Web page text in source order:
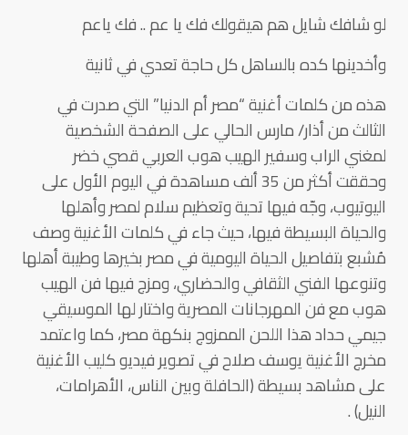
لو شافك شايل هم هيقولك فك يا عم .. فك ياعم
وأخدينها كده بالساهل كل حاجة تعدي في ثانية
هذه من كلمات أغنية “مصر أم الدنيا” التي صدرت في
الثالث من أذار/ مارس الحالي على الصفحة الشخصية
لمغني الراب وسفير الهيب هوب العربي قصي خضر
وحققت أكثر من 35 ألف مساهدة في اليوم الأول على
اليوتيوب، وجّه فيها تحية وتعظيم سلام لمصر وأهلها
والحياة البسيطة فيها، حيث جاء في كلمات الأغنية وصف
مُشبع بتفاصيل الحياة اليومية في مصر بخيرها وطيبة أهلها
وتنوعها الفني الثقافي والحضاري، ومزج فيها فن الهيب
هوب مع فن المهرجانات المصرية واختار لها الموسيقي
جيمي حداد هذا اللحن الممزوج بنكهة مصر، كما واعتمد
مخرج الأغنية يوسف صلاح في تصوير فيديو كليب الأغنية
على مشاهد بسيطة (الحافلة وبين الناس، الأهرامات،
النيل) .